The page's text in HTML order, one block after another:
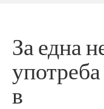
За една
в